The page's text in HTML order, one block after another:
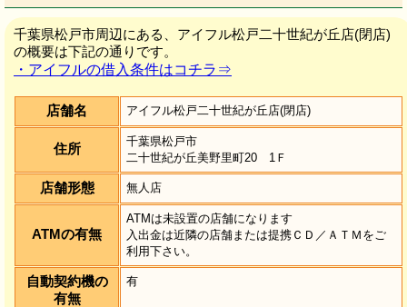
千葉県松戸市周辺にある、アイフル松戸二十世紀が丘店(閉店)
の概要は下記の通りです。
・アイフルの借入条件はコチラ⇒
店舗名 アイフル松戸二十世紀が丘店(閉店)
住所
千葉県松戸市
二十世紀が丘美野里町20 1Ｆ
店舗形態 無人店
ATMの有無
ATMは未設置の店舗になります
入出金は近隣の店舗または提携ＣＤ／ＡＴＭをご
利用下さい。
自動契約機の
有無
有